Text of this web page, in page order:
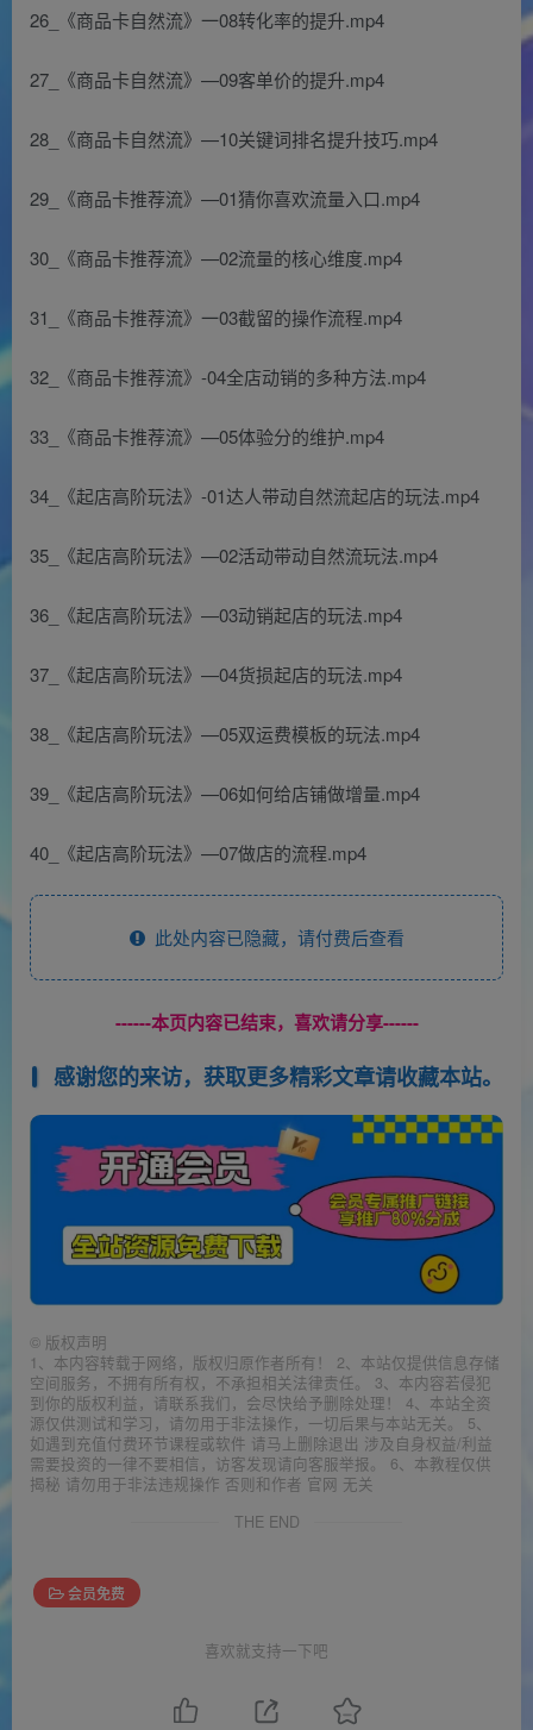
26_《商品卡自然流》一08转化率的提升.mp4
27_《商品卡自然流》—09客单价的提升.mp4
28_《商品卡自然流》—10关键词排名提升技巧.mp4
29_《商品卡推荐流》—01猜你喜欢流量入口.mp4
30_《商品卡推荐流》—02流量的核心维度.mp4
31_《商品卡推荐流》一03截留的操作流程.mp4
32_《商品卡推荐流》-04全店动销的多种方法.mp4
33_《商品卡推荐流》—05体验分的维护.mp4
34_《起店高阶玩法》-01达人带动自然流起店的玩法.mp4
35_《起店高阶玩法》—02活动带动自然流玩法.mp4
36_《起店高阶玩法》—03动销起店的玩法.mp4
37_《起店高阶玩法》—04货损起店的玩法.mp4
38_《起店高阶玩法》—05双运费模板的玩法.mp4
39_《起店高阶玩法》—06如何给店铺做增量.mp4
40_《起店高阶玩法》—07做店的流程.mp4
此处内容已隐藏，请付费后查看
------本页内容已结束，喜欢请分享------
感谢您的来访，获取更多精彩文章请收藏本站。
© 版权声明
1、本内容转载于网络，版权归原作者所有！ 2、本站仅提供信息存储
空间服务，不拥有所有权，不承担相关法律责任。 3、本内容若侵犯
到你的版权利益，请联系我们，会尽快给予删除处理！ 4、本站全资
源仅供测试和学习，请勿用于非法操作，一切后果与本站无关。 5、
如遇到充值付费环节课程或软件 请马上删除退出 涉及自身权益/利益
需要投资的一律不要相信，访客发现请向客服举报。 6、本教程仅供
揭秘 请勿用于非法违规操作 否则和作者 官网 无关
THE END
会员免费
喜欢就支持一下吧